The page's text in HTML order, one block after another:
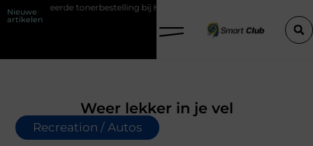
Nieuwe
artikelen
tonerbestelling bij HP printers
Weer lekker in je vel
Recreation / Autos